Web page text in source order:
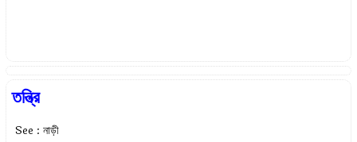
তন্ত্রি
See : নাড়ী